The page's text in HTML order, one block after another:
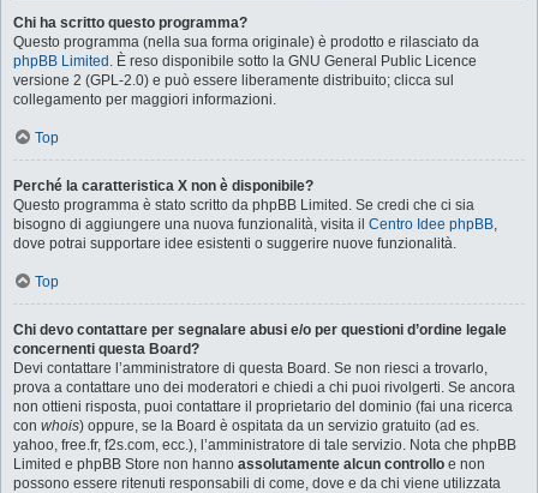
Chi ha scritto questo programma?
Questo programma (nella sua forma originale) è prodotto e rilasciato da
phpBB Limited . È reso disponibile sotto la GNU General Public Licence
versione 2 (GPL-2.0) e può essere liberamente distribuito; clicca sul
collegamento per maggiori informazioni.
Top
Perché la caratteristica X non è disponibile?
Questo programma è stato scritto da phpBB Limited. Se credi che ci sia
bisogno di aggiungere una nuova funzionalità, visita il Centro Idee phpBB,
dove potrai supportare idee esistenti o suggerire nuove funzionalità.
Top
Chi devo contattare per segnalare abusi e/o per questioni d’ordine legale
concernenti questa Board?
Devi contattare l’amministratore di questa Board. Se non riesci a trovarlo,
prova a contattare uno dei moderatori e chiedi a chi puoi rivolgerti. Se ancora
non ottieni risposta, puoi contattare il proprietario del dominio (fai una ricerca
con whois) oppure, se la Board è ospitata da un servizio gratuito (ad es.
yahoo, free.fr, f2s.com, ecc.), l’amministratore di tale servizio. Nota che phpBB
Limited e phpBB Store non hanno assolutamente alcun controllo e non
possono essere ritenuti responsabili di come, dove e da chi viene utilizzata